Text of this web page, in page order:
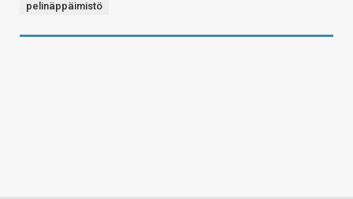
pelinäppäimistö